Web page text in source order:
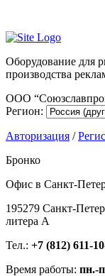
Оборудование для
производства
ООО
Регион:
Авторизация /
Бронко
Офис в Санкт-
195279 Санкт-
литера А
Тел.: +7 (812) 611-
Время работы: пн.-